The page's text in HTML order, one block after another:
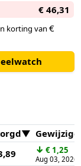
€ 46,31
korting van €
Gewijzigd
↓ € 1,25
Aug 03, 2026